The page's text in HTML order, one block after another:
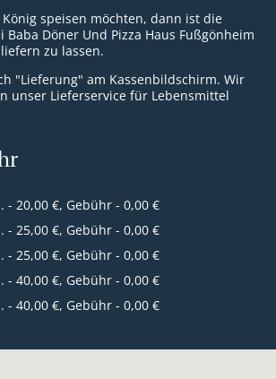
speisen möchten, dann ist die
Baba Döner Und Pizza Haus Fußgönheim
zu lassen.
"Lieferung" am Kassenbildschirm. Wir
unser Lieferservice für Lebensmittel
- 20,00 €, Gebühr - 0,00 €
- 25,00 €, Gebühr - 0,00 €
- 25,00 €, Gebühr - 0,00 €
- 40,00 €, Gebühr - 0,00 €
- 40,00 €, Gebühr - 0,00 €